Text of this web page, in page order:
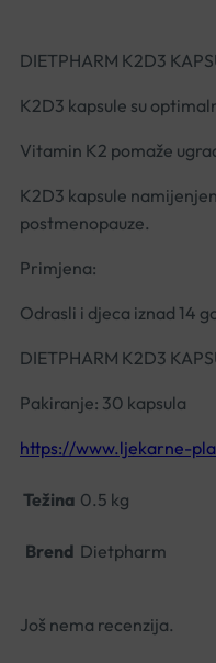
DIETPHARM K2D3
K2D3 kapsule su
Vitamin K2 pomaže
K2D3 kapsule
postmenopauze.
Primjena:
Odrasli i djeca iznad 14
DIETPHARM K2D3
Pakiranje: 30 kapsula
https://www.ljekarne-
Težina 0.5 kg
Brend Dietpharm
Još nema recenzija.